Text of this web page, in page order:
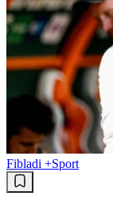
Fibladi +Sport